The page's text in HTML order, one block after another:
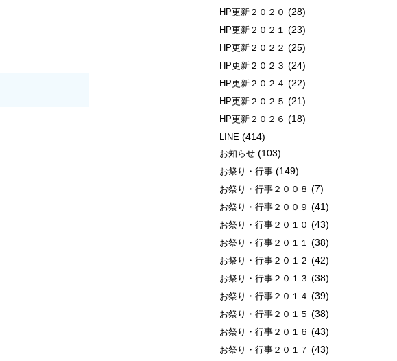
HP更新２０２０ (28)
HP更新２０２１ (23)
HP更新２０２２ (25)
HP更新２０２３ (24)
HP更新２０２４ (22)
HP更新２０２５ (21)
HP更新２０２６ (18)
LINE (414)
お知らせ(103)
お祭り・行事(149)
お祭り・行事２００８ (7)
お祭り・行事２００９ (41)
お祭り・行事２０１０ (43)
お祭り・行事２０１１ (38)
お祭り・行事２０１２ (42)
お祭り・行事２０１３ (38)
お祭り・行事２０１４ (39)
お祭り・行事２０１５ (38)
お祭り・行事２０１６ (43)
お祭り・行事２０１７ (43)